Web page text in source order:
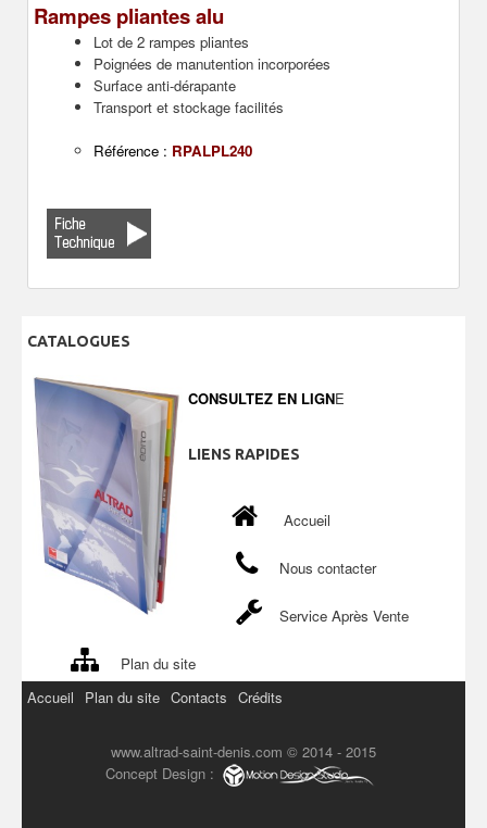
Rampes pliantes alu
Lot de 2 rampes pliantes
Poignées de manutention incorporées
Surface anti-dérapante
Transport et stockage facilités
Référence : RPALPL240
CATALOGUES
CONSULTEZ EN LIGNE
LIENS RAPIDES
Accueil
Nous contacter
Service Après Vente
Plan du site
Accueil
Plan du site Contacts Crédits
www.altrad-saint-denis.com © 2014 - 2015
Concept Design :